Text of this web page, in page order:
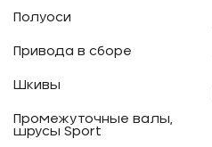
Полуоси
Привода в сборе
Шкивы
Промежуточные валы,
шрусы Sport